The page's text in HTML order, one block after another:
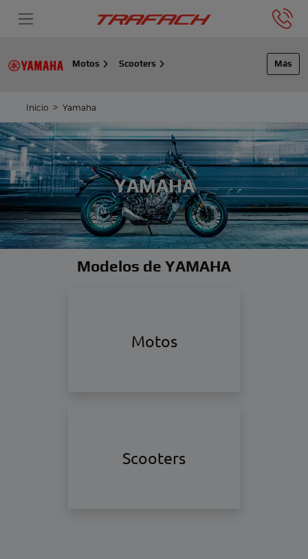
Motos Scooters Más
Inicio Yamaha
YAMAHA
Modelos de YAMAHA
Motos
Scooters